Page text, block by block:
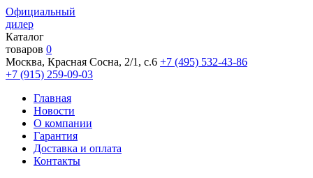
Официальный
дилер
Каталог
товаров 0
Москва, Красная Сосна, 2/1, с.6 +7 (495) 532-43-86
+7 (915) 259-09-03
Главная
Новости
О компании
Гарантия
Доставка и оплата
Контакты